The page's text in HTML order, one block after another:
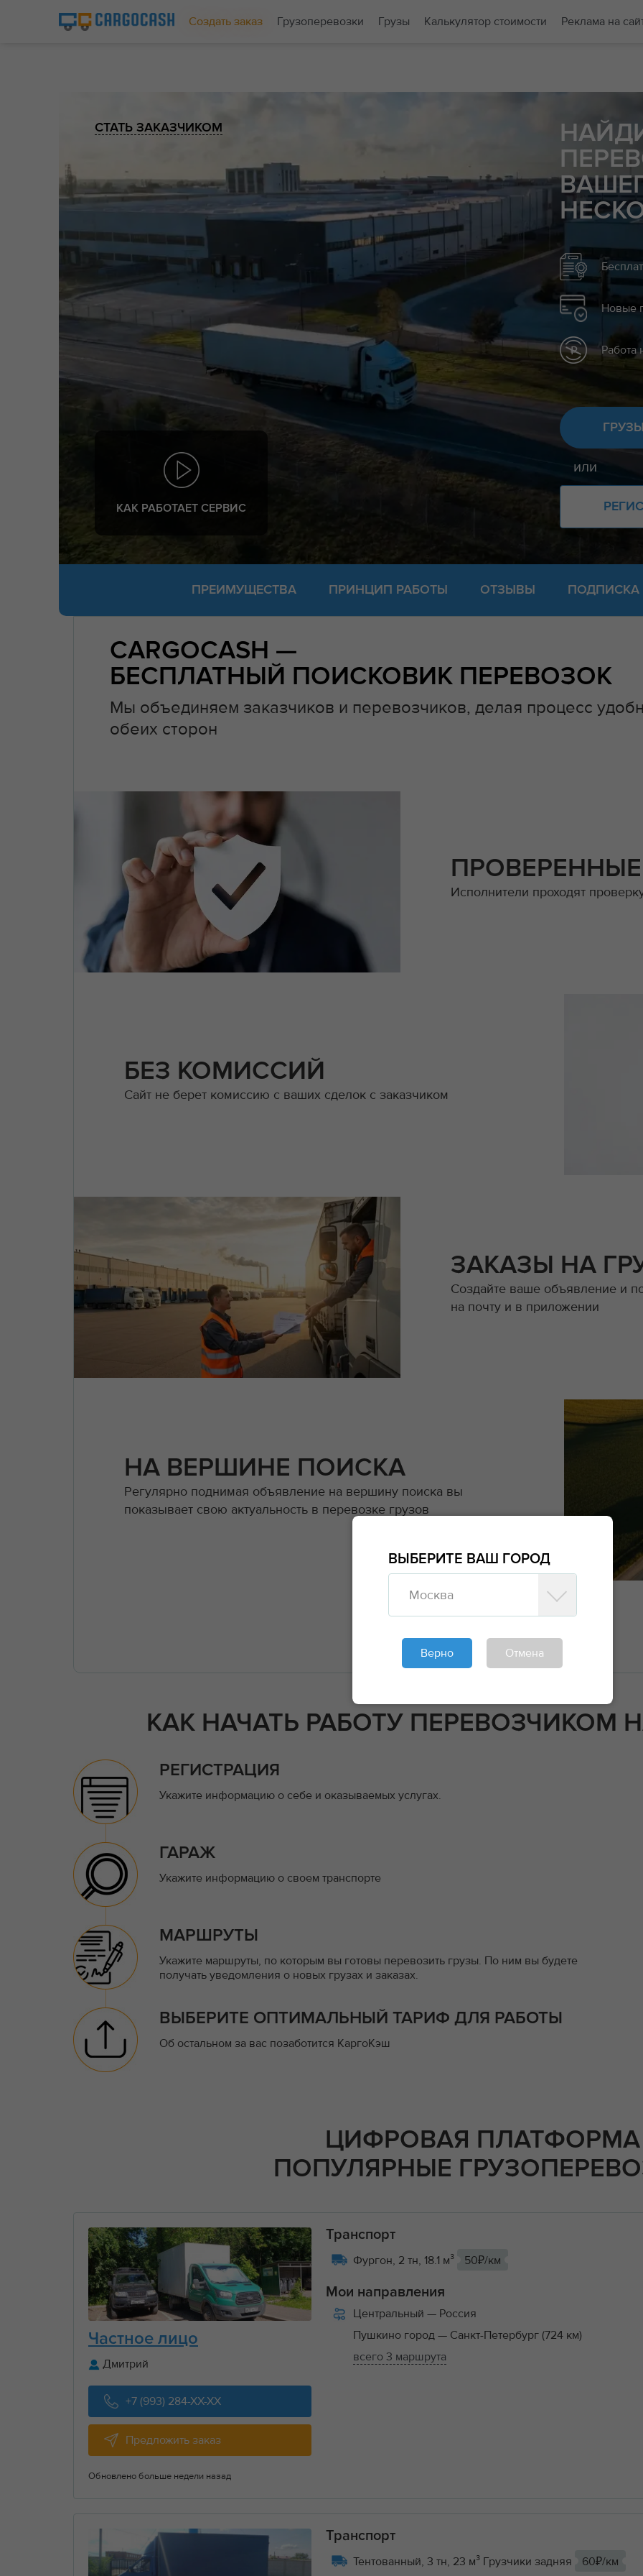
Создать заказ Грузоперевозки Грузы Калькулятор стоимости Реклама на
СТАТЬ ЗАКАЗЧИКОМ
КАК РАБОТАЕТ СЕРВИС
Новые
Работа
или
ПРЕИМУЩЕСТВА ПРИНЦИП РАБОТЫ ОТЗЫВЫ ПОДПИСКА
CARGOCASH —
БЕСПЛАТНЫЙ ПОИСКОВИК ПЕРЕВОЗОК
Мы объединяем заказчиков и перевозчиков, делая процесс
обеих сторон
Исполнители проходят
БЕЗ КОМИССИЙ
Сайт не берет комиссию с ваших сделок с заказчиком
ЗАКАЗЫ НА
Создайте ваше объявление и
на почту и в приложении
НА ВЕРШИНЕ ПОИСКА
Регулярно поднимая объявление на вершину поиска вы
показывает свою актуальность в перевозке грузов
КАК НАЧАТЬ РАБОТУ ПЕРЕВОЗЧИКОМ
РЕГИСТРАЦИЯ
Укажите информацию о себе и оказываемых услугах.
ГАРАЖ
Укажите информацию о своем транспорте
МАРШРУТЫ
Укажите маршруты, по которым вы готовы перевозить грузы. По ним вы будете
получать уведомления о новых грузах и заказах.
ВЫБЕРИТЕ ОПТИМАЛЬНЫЙ ТАРИФ ДЛЯ РАБОТЫ
Об остальном за вас позаботится КаргоКэш
ЦИФРОВАЯ ПЛАТФОРМА
ПОПУЛЯРНЫЕ
Частное лицо
Дмитрий
+7 (993) 284-XX-XX
Предложить заказ
Обновлено больше недели назад
Транспорт
Фургон, 2 тн, 18.1 м³
50₽/км
Мои направления
Центральный— Россия
Пушкино город— Санкт-Петербург (724 км)
всего 3 маршрута
Транспорт
Тентованный, 3 тн, 23 м³ Грузчики задняя
60₽/км
ВЫБЕРИТЕ ВАШ ГОРОД
Москва
Верно Отмена